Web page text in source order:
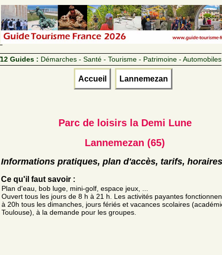
12 Guides : Démarches - Santé - Tourisme - Patrimoine - Automobiles
Accueil Lannemezan
Parc de loisirs la Demi Lune
Lannemezan (65)
Informations pratiques, plan d'accès, tarifs, horaires
Ce qu'il faut savoir :
Plan d'eau, bob luge, mini-golf, espace jeux, ...
Ouvert tous les jours de 8 h à 21 h. Les activités payantes
à 20h tous les dimanches, jours fériés et vacances scolaires
Toulouse), à la demande pour les groupes.